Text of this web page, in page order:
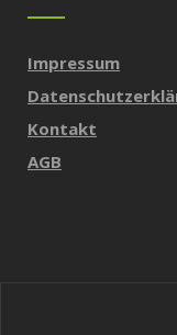
Impressum
Kontakt
AGB